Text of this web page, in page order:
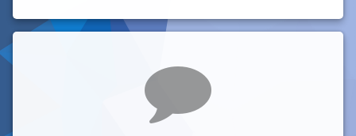
Комментарии